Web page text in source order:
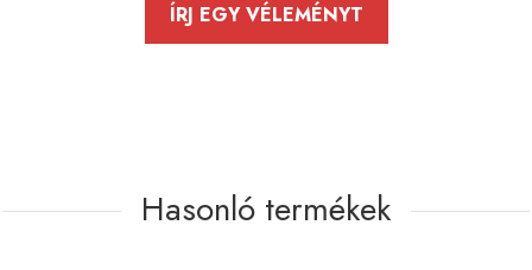
ÍRJ EGY VÉLEMÉNYT
Hasonló termékek